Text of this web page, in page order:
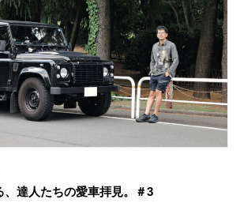
、達人たちの愛車拝見。＃3